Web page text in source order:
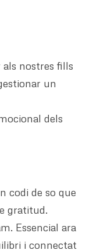
nostres fills
un
dels
codi de so que
gratitud.
Essencial ara
i connectat